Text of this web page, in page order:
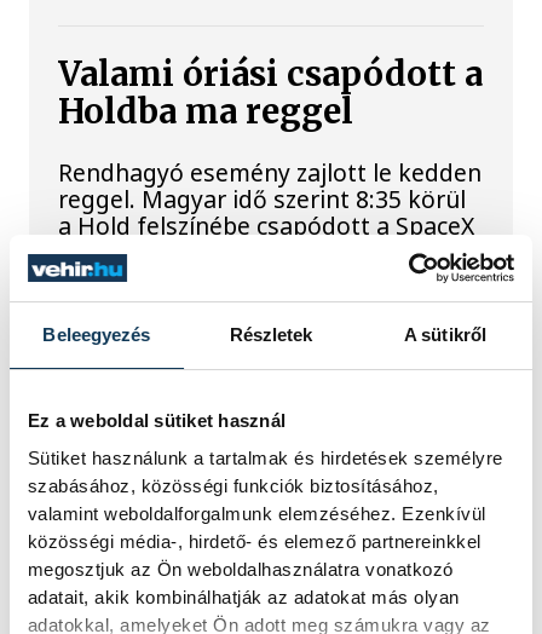
Beleegyezés Részletek A sütikről
Ez a weboldal sütiket használ
Sütiket használunk a tartalmak és hirdetések személyre
szabásához, közösségi funkciók biztosításához,
valamint weboldalforgalmunk elemzéséhez. Ezenkívül
közösségi média-, hirdető- és elemező partnereinkkel
megosztjuk az Ön weboldalhasználatra vonatkozó
adatait, akik kombinálhatják az adatokat más olyan
adatokkal, amelyeket Ön adott meg számukra vagy az
Valami óriási csapódott a
Holdba ma reggel
Rendhagyó esemény zajlott le kedden
reggel. Magyar idő szerint 8:35 körül
a Hold felszínébe csapódott a SpaceX
egyik Falcon–9 rakétájának felső
fokozata. A becsapódást a Földről
szabad szemmel nem lehetett látni, a
szakemberek azonban távcsövekkel
Rekordok Európában –
Magyarország a
legforróbb, Angliában
szárazság tombol
Rá sem ismerünk Európára,